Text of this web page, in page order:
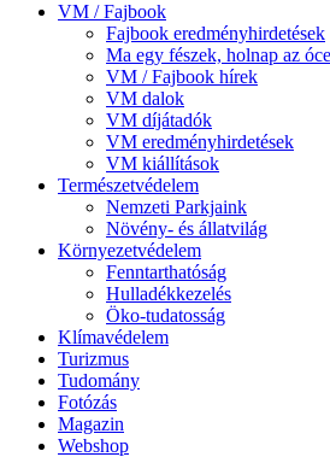
VM / Fajbook
Fajbook eredményhirdetések
Ma egy fészek, holnap az
VM / Fajbook hírek
VM dalok
VM díjátadók
VM eredményhirdetések
VM kiállítások
Természetvédelem
Nemzeti Parkjaink
Növény- és állatvilág
Környezetvédelem
Fenntarthatóság
Hulladékkezelés
Öko-tudatosság
Klímavédelem
Turizmus
Tudomány
Fotózás
Magazin
Webshop